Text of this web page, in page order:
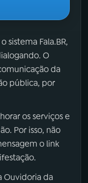
sistema Fala.BR,
O
da
pública, por
os serviços e
Por isso, não
o link
Ouvidoria da